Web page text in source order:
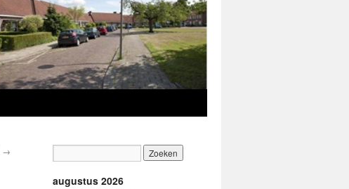
→
augustus 2026